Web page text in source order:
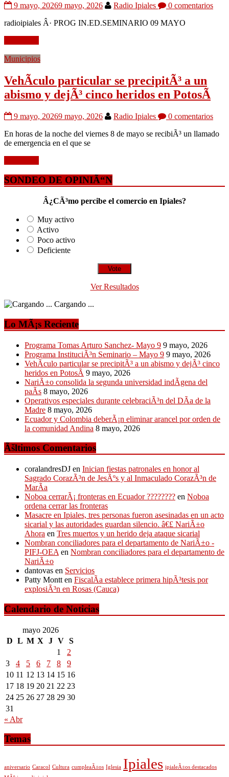
9 mayo, 20269 mayo, 2026 Radio Ipiales
0 comentarios
radioipiales Â· PROG IN.ED.SEMINARIO 09 MAYO
Municipios
VehÃ­culo particular se precipitÃ³ a un
abismo y dejÃ³ cinco heridos en PotosÃ­
9 mayo, 20269 mayo, 2026 Radio Ipiales
0 comentarios
En horas de la noche del viernes 8 de mayo se recibiÃ³ un llamado
de emergencia en el que se
SONDEO DE OPINIÃ“N
Â¿CÃ³mo percibe el comercio en Ipiales?
Muy activo
Activo
Poco activo
Deficiente
Ver Resultados
Cargando ...
Lo MÃ¡s Reciente
Programa Tomas Arturo Sanchez- Mayo 9 9 mayo, 2026
Programa InstituciÃ³n Seminario – Mayo 9 9 mayo, 2026
VehÃ­culo particular se precipitÃ³ a un abismo y dejÃ³ cinco
heridos en PotosÃ­ 9 mayo, 2026
NariÃ±o consolida la segunda universidad indÃ­gena del
paÃ­s 8 mayo, 2026
Operativos especiales durante celebraciÃ³n del DÃ­a de la
Madre 8 mayo, 2026
Ecuador y Colombia deberÃ¡n eliminar arancel por orden de
la comunidad Andina 8 mayo, 2026
Ãšltimos Comentarios
coralandresDJ en Inician fiestas patronales en honor al
Sagrado CorazÃ³n de JesÃºs y al Inmaculado CorazÃ³n de
MarÃ­a
Noboa cerrarÃ¡ fronteras en Ecuador ???????? en Noboa
ordena cerrar las fronteras
Masacre en Ipiales, tres personas fueron asesinadas en un acto
sicarial y las autoridades guardan silencio. â€£ NariÃ±o
Ahora en Tres muertos y un herido deja ataque sicarial
Nombran conciliadores para el departamento de NariÃ±o -
PIFJ-OEA en Nombran conciliadores para el departamento de
NariÃ±o
dantovas en Servicios
Patty Montt en FiscalÃ­a establece primera hipÃ³tesis por
explosiÃ³n en Rosas (Cauca)
Calendario de Noticias
mayo 2026
D L M X J V S
1
2
3
4 5 6 7 8
9
10 11 12 13 14 15 16
17 18 19 20 21 22 23
24 25 26 27 28 29 30
31
« Abr
Temas
aniversario Caracol Cultura cumpleaÃ±os Iglesia Ipiales ipialeÃ±os destacados